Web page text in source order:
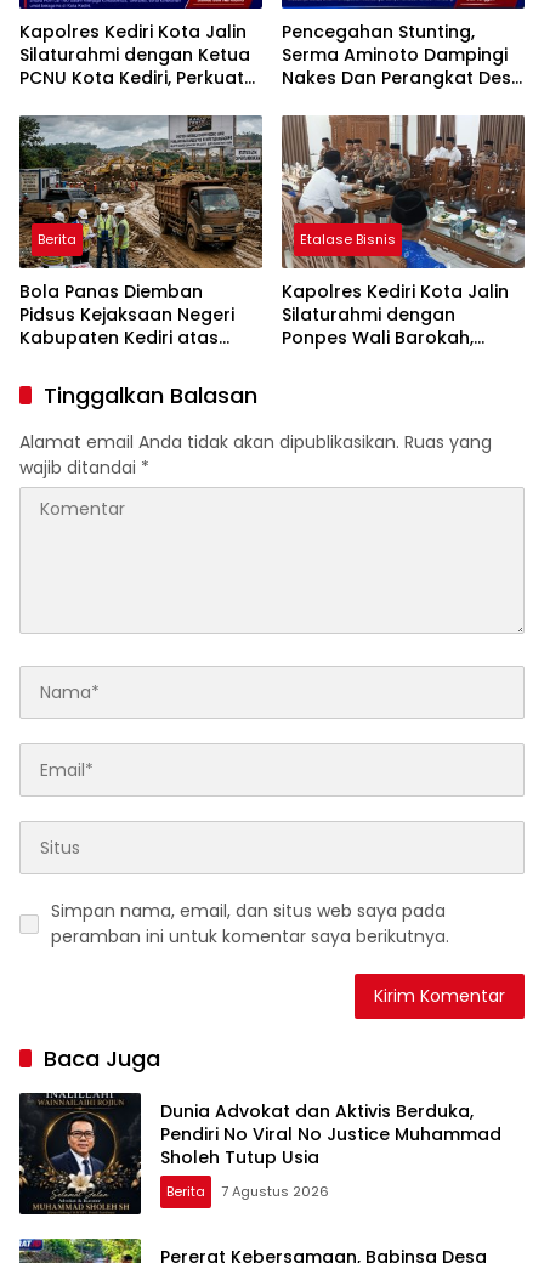
Kapolres Kediri Kota Jalin
Silaturahmi dengan Ketua
PCNU Kota Kediri, Perkuat
Daerah
Pencegahan Stunting,
Serma Aminoto Dampingi
Nakes Dan Perangkat Desa
Berita
Bola Panas Diemban
Pidsus Kejaksaan Negeri
Kabupaten Kediri atas
Penggunaan Material
Ilegal Proyek Tol Kediri
Oleh PT. HASTARI JAYA
SENTOSA
Etalase Bisnis
Kapolres Kediri Kota Jalin
Silaturahmi dengan
Ponpes Wali Barokah,
Tinggalkan Balasan
Alamat email Anda tidak akan dipublikasikan. Ruas yang
wajib ditandai *
Simpan nama, email, dan situs web saya pada
peramban ini untuk komentar saya berikutnya.
Baca Juga
Dunia Advokat dan Aktivis Berduka,
Pendiri No Viral No Justice Muhammad
Sholeh Tutup Usia
Berita 7 Agustus 2026
Pererat Kebersamaan, Babinsa Desa